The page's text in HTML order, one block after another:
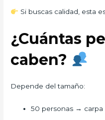
Si buscas calidad, esta
¿Cuántas
caben?
Depende del tamaño:
50 personas → carpa